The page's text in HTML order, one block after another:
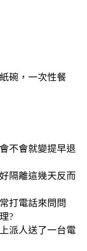
碗，一次性餐
不會就變提早退
隔離這幾天反而
打電話來問問
?
派人送了一台電